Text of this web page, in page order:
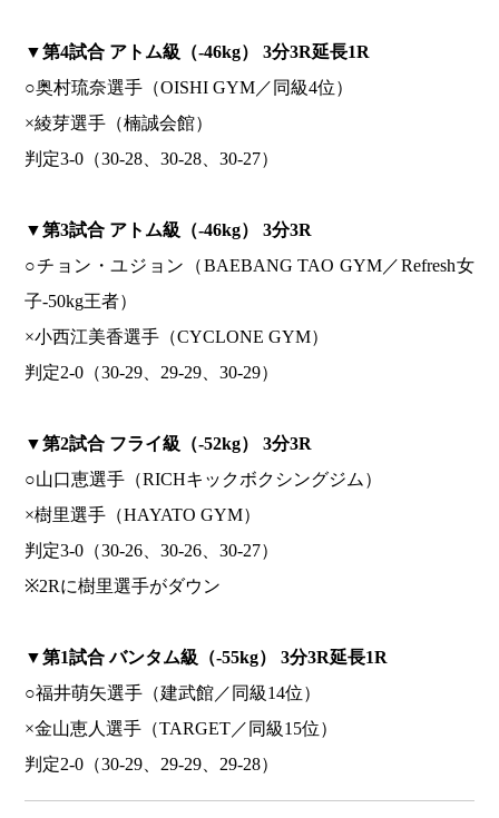
▼第4試合 アトム級（-46kg） 3分3R延長1R
○奥村琉奈選手（OISHI GYM／同級4位）
×綾芽選手（楠誠会館）
判定3-0（30-28、30-28、30-27）
▼第3試合 アトム級（-46kg） 3分3R
○チョン・ユジョン（BAEBANG TAO GYM／Refresh女
子-50kg王者）
×小西江美香選手（CYCLONE GYM）
判定2-0（30-29、29-29、30-29）
▼第2試合 フライ級（-52kg） 3分3R
○山口恵選手（RICHキックボクシングジム）
×樹里選手（HAYATO GYM）
判定3-0（30-26、30-26、30-27）
※2Rに樹里選手がダウン
▼第1試合 バンタム級（-55kg） 3分3R延長1R
○福井萌矢選手（建武館／同級14位）
×金山恵人選手（TARGET／同級15位）
判定2-0（30-29、29-29、29-28）